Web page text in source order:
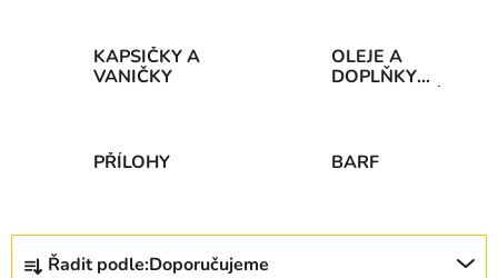
K
KAPSIČKY A
VANIČKY
OLEJE A
DOPLŇKY
PŘÍLOHY BARF
Ř
Řadit podle:Doporučujeme